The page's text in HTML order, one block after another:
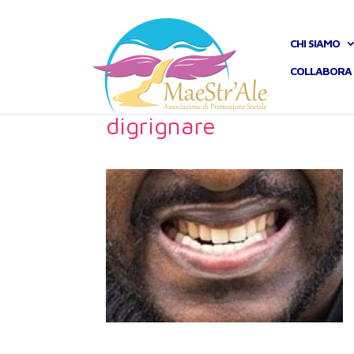
CHI SIAMO
COLLABORA
digrignare